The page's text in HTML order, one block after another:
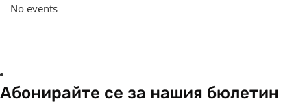
No events
Абонирайте се за нашия бюлетин